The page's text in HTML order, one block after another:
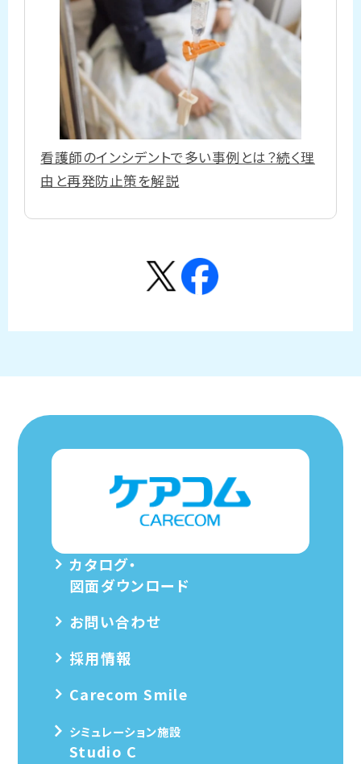
看護師のインシデントで多い事例とは？続く理
由と再発防止策を解説
カタログ・
図面ダウンロード
お問い合わせ
採用情報
Carecom Smile
シミュレーション施設
Studio C